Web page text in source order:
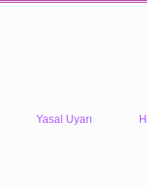
Yasal Uyarı